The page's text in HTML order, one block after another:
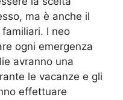
ma è anche il
I neo
ogni emergenza
avranno una
le vacanze e gli
effettuare